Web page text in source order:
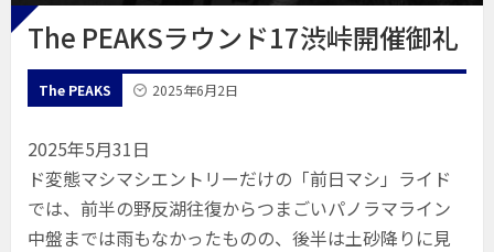
The PEAKSラウンド17渋峠開催御礼
The PEAKS 2025年6月2日
2025年5月31日
ド変態マシマシエントリーだけの「前日マシ」ライド
では、前半の野反湖往復からつまごいパノラマライン
中盤までは雨もなかったものの、後半は土砂降りに見